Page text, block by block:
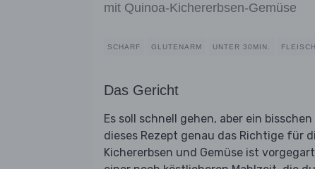
mit Quinoa-Kichererbsen-Gemüse
SCHARF GLUTENARM UNTER 30MIN. FLEISCH
Das Gericht
Es soll schnell gehen, aber ein
dieses Rezept genau das Richtige für
Kichererbsen und Gemüse ist